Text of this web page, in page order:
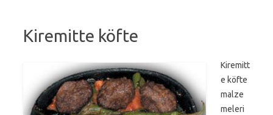
Kiremitte köfte
Kiremitt
e köfte
malze
meleri